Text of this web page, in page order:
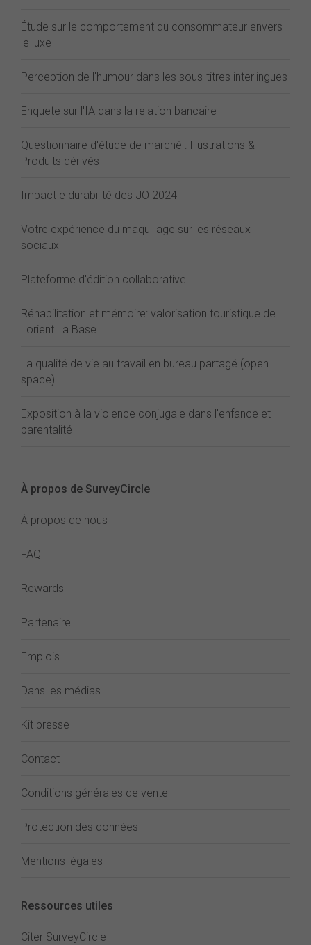
Étude sur le comportement du consommateur envers
le luxe
Perception de l'humour dans les sous-titres interlingues
Enquete sur l'IA dans la relation bancaire
Questionnaire d'étude de marché : Illustrations &
Produits dérivés
Impact e durabilité des JO 2024
Votre expérience du maquillage sur les réseaux
sociaux
Plateforme d'édition collaborative
Réhabilitation et mémoire: valorisation touristique de
Lorient La Base
La qualité de vie au travail en bureau partagé (open
space)
Exposition à la violence conjugale dans l'enfance et
parentalité
À propos de SurveyCircle
À propos de nous
FAQ
Rewards
Partenaire
Emplois
Dans les médias
Kit presse
Contact
Conditions générales de vente
Protection des données
Mentions légales
Ressources utiles
Citer SurveyCircle